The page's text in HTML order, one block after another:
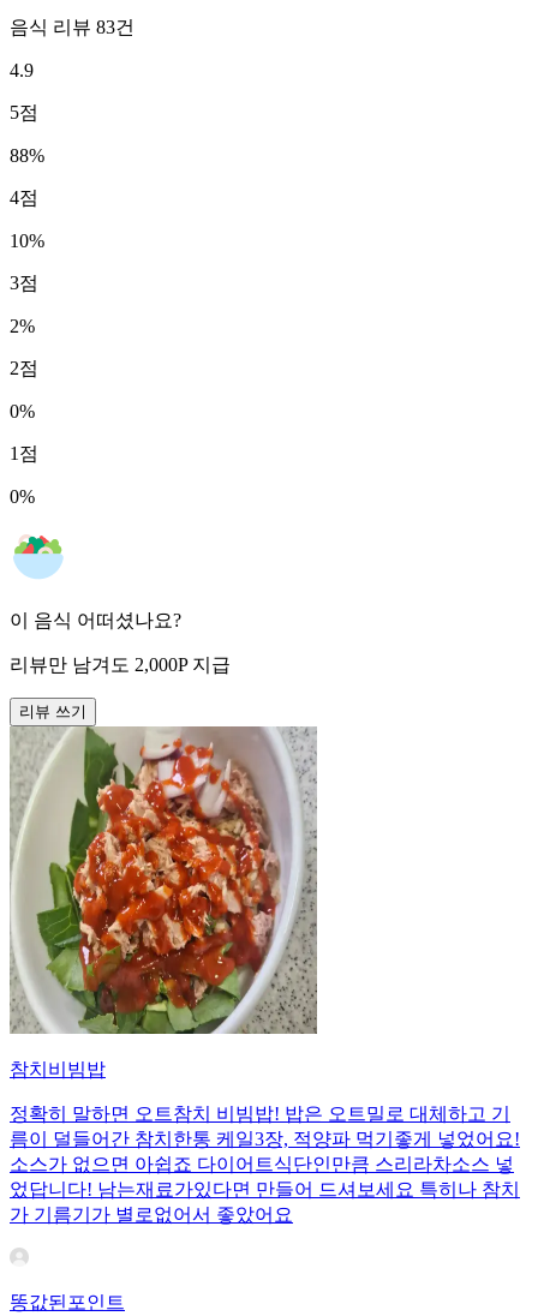
음식 리뷰 83건
4.9
5점
88%
4점
10%
3점
2%
2점
0%
1 점
0%
이 음식 어떠셨나요?
리뷰만 남겨도 2,000P 지급
리뷰 쓰기
참치비빔밥
정확히 말하면 오트참치 비빔밥! 밥은 오트밀로 대체하고 기
름이 덜들어간 참치한통 케일3장, 적양파 먹기좋게 넣었어요!
소스가 없으면 아쉽죠 다이어트식단인만큼 스리라차소스 넣
었답니다! 남는재료가있다면 만들어 드셔보세요 특히나 참치
가 기름기가 별로없어서 좋았어요
똥값된포인트